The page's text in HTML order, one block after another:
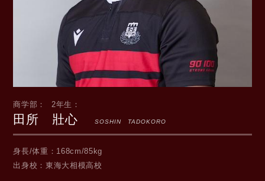
商学部 2年生
田所 壯心 SOSHIN TADOKORO
身長/体重
168cm/85kg
出身校
東海大相模高校